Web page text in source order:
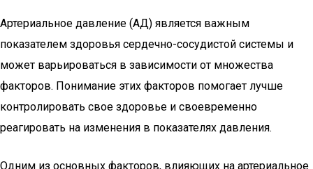
Артериальное давление (АД) является важным
показателем здоровья сердечно-сосудистой системы и
может варьироваться в зависимости от множества
факторов. Понимание этих факторов помогает лучше
контролировать свое здоровье и своевременно
реагировать на изменения в показателях давления.
Одним из основных факторов, влияющих на артериальное